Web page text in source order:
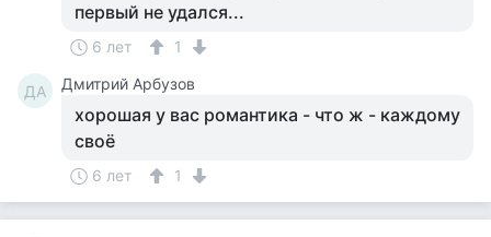
первый не удался...
6 лет 1
ДА Дмитрий Арбузов
хорошая у вас романтика - что ж - каждому
своё
6 лет 1